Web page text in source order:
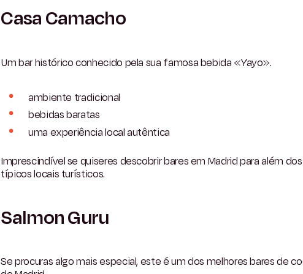
Casa Camacho
Um bar histórico conhecido pela sua famosa bebida «Yayo».
ambiente tradicional
bebidas baratas
uma experiência local autêntica
Imprescindível se quiseres descobrir bares em Madrid para além dos
típicos locais turísticos.
Salmon Guru
Se procuras algo mais especial, este é um dos melhores bares de